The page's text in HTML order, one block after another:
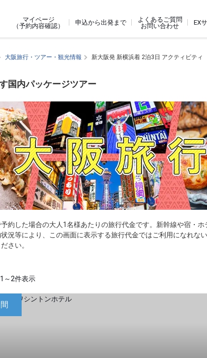
マイページ
（予約内容確認）
申込から出発まで
よくあるご質問
お問い合わせ
EX
大阪旅行・ツアー・観光情報 新大阪発 新横浜着 2泊3日 アクティビティ
国内パッケージツアー
約した場合の大人1名様あたりの旅行代金です。新幹線や宿・
況等により、この画面に表示する旅行代金ではご利用になれな
さい。
1～2件表示